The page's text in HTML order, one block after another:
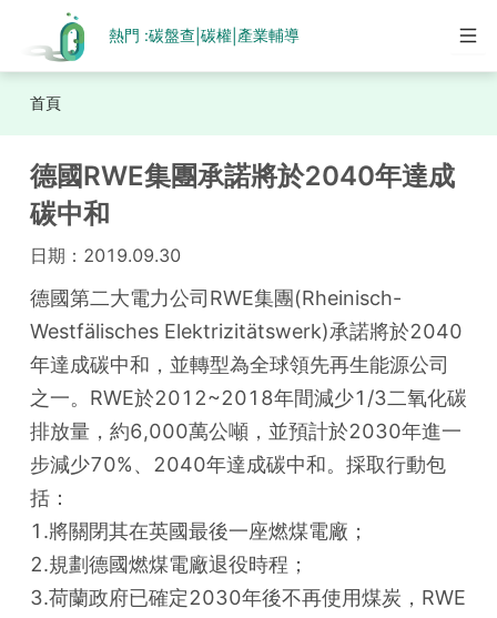
熱門 :碳盤查 碳權| 產業輔導
首頁
德國RWE集團承諾將於2040年達成
碳中和
日期： 2019.09.30
德國第二大電力公司RWE集團(Rheinisch-
Westfälisches Elektrizitätswerk)承諾將於2040
年達成碳中和，並轉型為全球領先再生能源公司
之一。RWE於2012~2018年間減少1/3二氧化碳
排放量，約6,000萬公噸，並預計於2030年進一
步減少70%、2040年達成碳中和。採取行動包
括：
1.將關閉其在英國最後一座燃煤電廠；
2.規劃德國燃煤電廠退役時程；
3.荷蘭政府已確定2030年後不再使用煤炭，RWE